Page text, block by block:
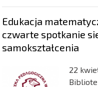
Edukacja
czwarte spotkanie
samokształcenia
22